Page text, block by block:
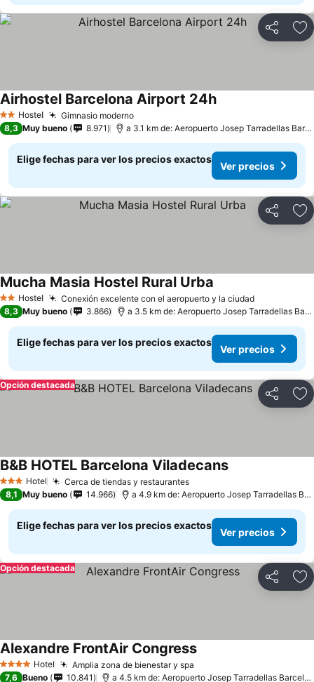
Compartir
2 Estrellas
Hostel Gimnasio moderno
Airhostel Barcelona Airport 24h
8,3 Muy bueno 8.971 a 3.1 km de: Aeropuerto Josep Tarradellas Barcelona-El Prat
Elige fechas para ver los precios exactos
Ver precios
Compartir
2 Estrellas
Hostel Conexión excelente con el aeropuerto y la ciudad
Mucha Masia Hostel Rural Urba
8,3 Muy bueno 3.866 a 3.5 km de: Aeropuerto Josep Tarradellas Barcelona-El Prat
Elige fechas para ver los precios exactos
Ver precios
Compartir
Opción destacada
3 Estrellas
Hotel Cerca de tiendas y restaurantes
B&B HOTEL Barcelona Viladecans
8,1 Muy bueno 14.966 a 4.9 km de: Aeropuerto Josep Tarradellas Barcelona-El Prat
Elige fechas para ver los precios exactos
Ver precios
Compartir
Opción destacada
4 EstrellasHotel Amplia zona de bienestar y spa
Alexandre FrontAir Congress
7,6 Bueno 10.841 a 4.5 km de: Aeropuerto Josep Tarradellas Barcelona-El Prat